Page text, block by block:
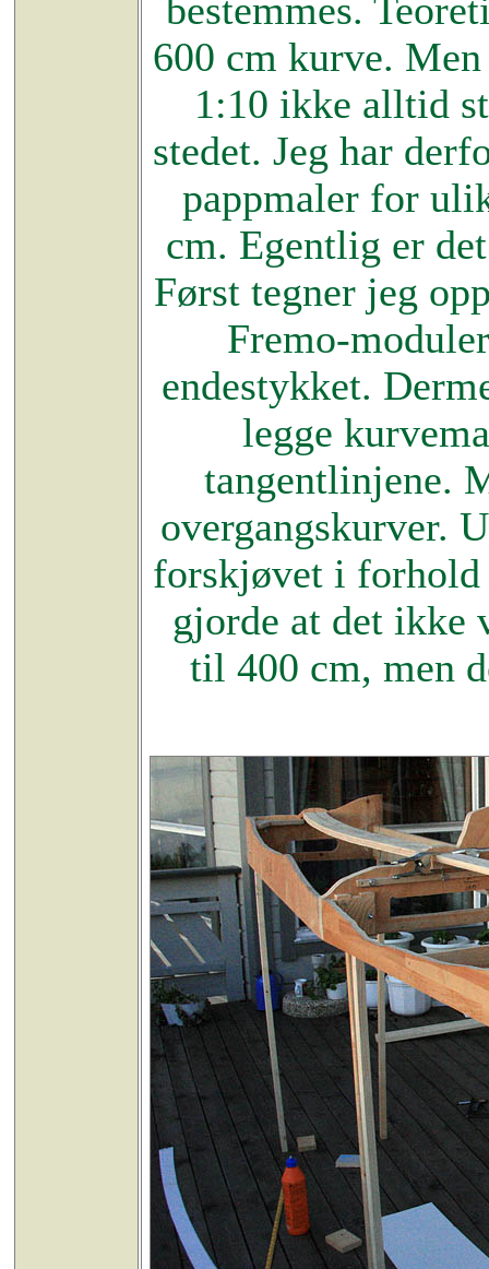
bestemmes.
600 cm kurve.
1:10 ikke alltid
stedet. Jeg har
pappmaler for
cm. Egentlig er
Først tegner jeg
Fremo-
endestykket.
legge
tangentlinjene.
overgangskurver.
forskjøvet i forhold
gjorde at det ikke
til 400 cm, men